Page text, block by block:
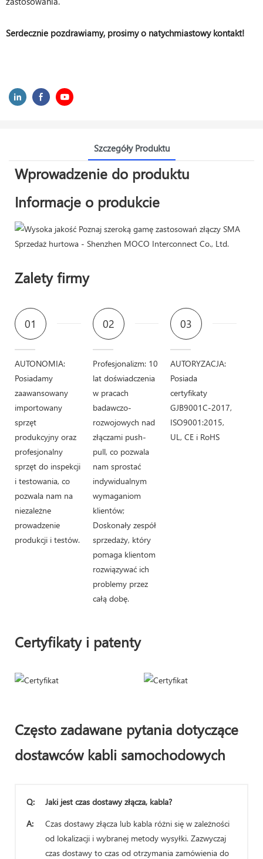
Serdecznie pozdrawiamy, prosimy o natychmiastowy kontakt!
Szczegóły Produktu
Wprowadzenie do produktu
Informacje o produkcie
Zalety firmy
01
AUTONOMIA:
Posiadamy
zaawansowany
importowany
sprzęt
produkcyjny oraz
profesjonalny
sprzęt do inspekcji
i testowania, co
pozwala nam na
niezależne
prowadzenie
produkcji i testów.
02
Profesjonalizm: 10
lat doświadczenia
w pracach
badawczo-
rozwojowych nad
złączami push-
pull, co pozwala
nam sprostać
indywidualnym
wymaganiom
klientów;
Doskonały zespół
sprzedaży, który
pomaga klientom
rozwiązywać ich
problemy przez
całą dobę.
03
AUTORYZACJA:
Posiada
certyfikaty
GJB9001C-2017,
ISO9001:2015,
UL, CE i RoHS
Certyfikaty i patenty
Często zadawane pytania dotyczące
dostawców kabli samochodowych
Q:
Jaki jest czas dostawy złącza, kabla?
A:
Czas dostawy złącza lub kabla różni się w zależności
od lokalizacji i wybranej metody wysyłki. Zazwyczaj
czas dostawy to czas od otrzymania zamówienia do